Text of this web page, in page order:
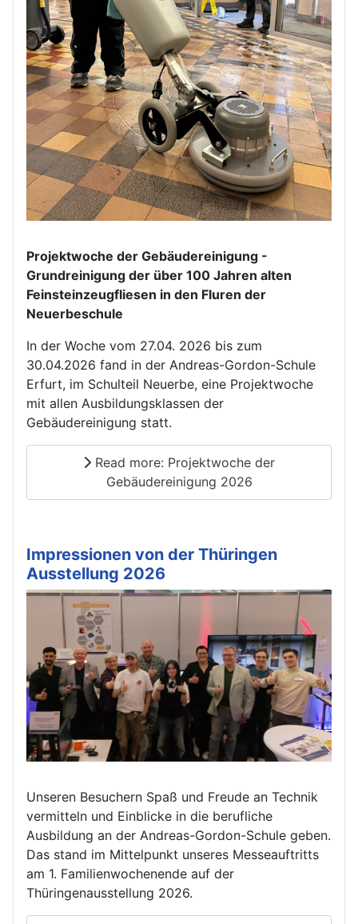
Projektwoche der Gebäudereinigung -
Grundreinigung der über 100 Jahren alten
Feinsteinzeugfliesen in den Fluren der
Neuerbeschule
In der Woche vom 27.04. 2026 bis zum
30.04.2026 fand in der Andreas-Gordon-Schule
Erfurt, im Schulteil Neuerbe, eine Projektwoche
mit allen Ausbildungsklassen der
Gebäudereinigung statt.
Read more: Projektwoche der
Gebäudereinigung 2026
Impressionen von der Thüringen
Ausstellung 2026
Unseren Besuchern Spaß und Freude an Technik
vermitteln und Einblicke in die berufliche
Ausbildung an der Andreas-Gordon-Schule geben.
Das stand im Mittelpunkt unseres Messeauftritts
am 1. Familienwochenende auf der
Thüringenausstellung 2026.